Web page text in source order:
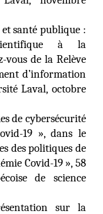
santé publique :
à la
vous de la Relève
d’information
Laval, octobre
de cybersécurité
19 », dans le
des politiques de
Covid-19 », 58
de science
sur la